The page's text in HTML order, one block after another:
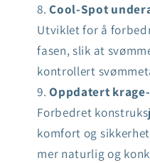
Cool-Spot
Utviklet for å
fasen, slik at
kontrollert
Oppdatert
Forbedret
komfort og
mer naturlig og